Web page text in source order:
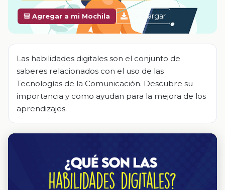
🎒 Agregar a mi Mochila Descargar
Las habilidades digitales son el conjunto de
saberes relacionados con el uso de las
Tecnologías de la Comunicación. Descubre su
importancia y como ayudan para la mejora de los
aprendizajes.